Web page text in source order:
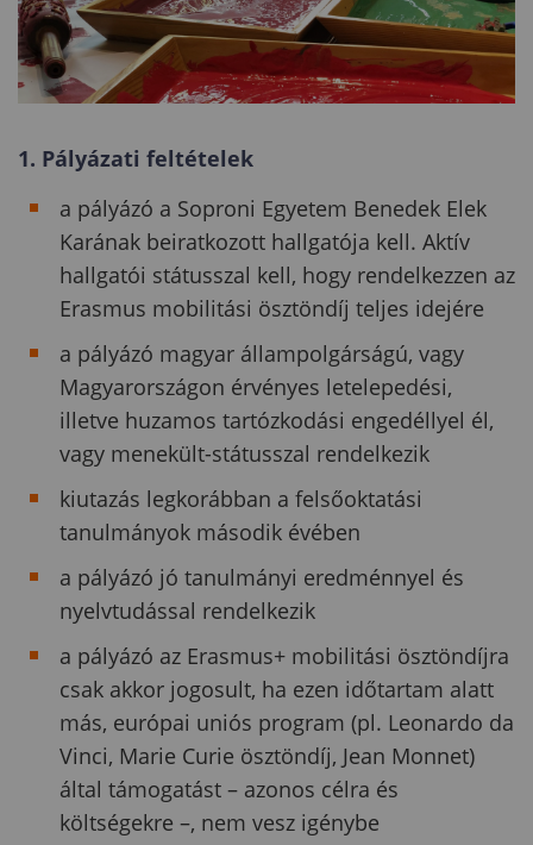
1. Pályázati feltételek
a pályázó a Soproni Egyetem Benedek Elek
Karának beiratkozott hallgatója kell. Aktív
hallgatói státusszal kell, hogy rendelkezzen az
Erasmus mobilitási ösztöndíj teljes idejére
a pályázó magyar állampolgárságú, vagy
Magyarországon érvényes letelepedési,
illetve huzamos tartózkodási engedéllyel él,
vagy menekült-státusszal rendelkezik
kiutazás legkorábban a felsőoktatási
tanulmányok második évében
a pályázó jó tanulmányi eredménnyel és
nyelvtudással rendelkezik
a pályázó az Erasmus+ mobilitási ösztöndíjra
csak akkor jogosult, ha ezen időtartam alatt
más, európai uniós program (pl. Leonardo da
Vinci, Marie Curie ösztöndíj, Jean Monnet)
által támogatást – azonos célra és
költségekre –, nem vesz igénybe